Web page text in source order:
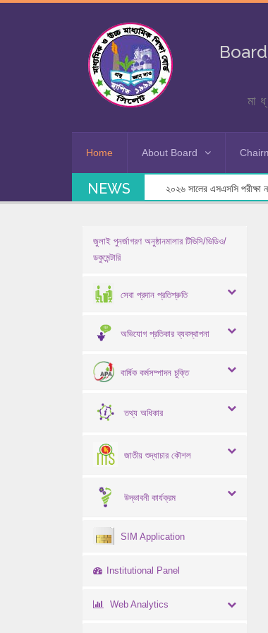
Home About Board
NEWS ২০২৬ সালের এসএসসি পরীক্ষা
জুলাই পুনর্জাগরণ অনুষ্ঠানমালার টিভিসি/ভিডিও/
ডকুমেন্টারি
সেবা প্রদান প্রতিশ্রুতি
অভিযোগ প্রতিকার ব্যবস্থাপনা
বার্ষিক কর্মসম্পাদন চুক্তি
তথ্য অধিকার
জাতীয় শুদ্ধাচার কৌশল
উদ্ভাবনী কার্যক্রম
SIM Application
Institutional Panel
Web Analytics